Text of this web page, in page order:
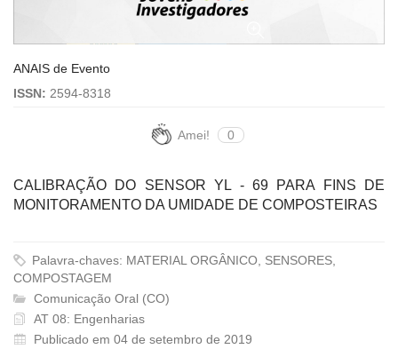
ANAIS de Evento
ISSN: 2594-8318
Amei! 0
CALIBRAÇÃO DO SENSOR YL - 69 PARA FINS DE
MONITORAMENTO DA UMIDADE DE COMPOSTEIRAS
Palavra-chaves: MATERIAL ORGÂNICO, SENSORES,
COMPOSTAGEM
Comunicação Oral (CO)
AT 08: Engenharias
Publicado em 04 de setembro de 2019